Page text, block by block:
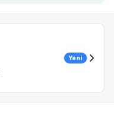
Yeni